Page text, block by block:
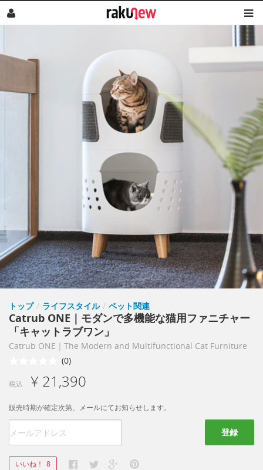
トップ / ライフスタイル / ペット関連
Catrub ONE｜モダンで多機能な猫用ファニチャー
「キャットラブワン」
Catrub ONE｜The Modern and Multifunctional Cat Furniture
(0)
税込 ¥ 21,390
販売時期が確定次第、メールにてお知らせします。
登録
いいね！ 8